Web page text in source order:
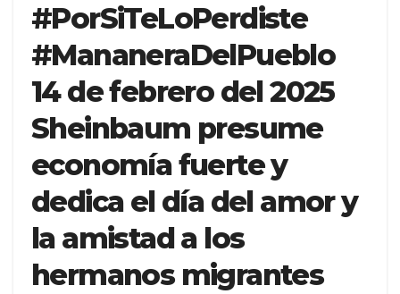
#PorSiTeLoPerdiste
#MananeraDelPueblo
14 de febrero del 2025
Sheinbaum presume
economía fuerte y
dedica el día del amor y
la amistad a los
hermanos migrantes